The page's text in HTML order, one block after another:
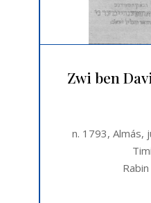
Zwi ben
n. 1793, Almás,